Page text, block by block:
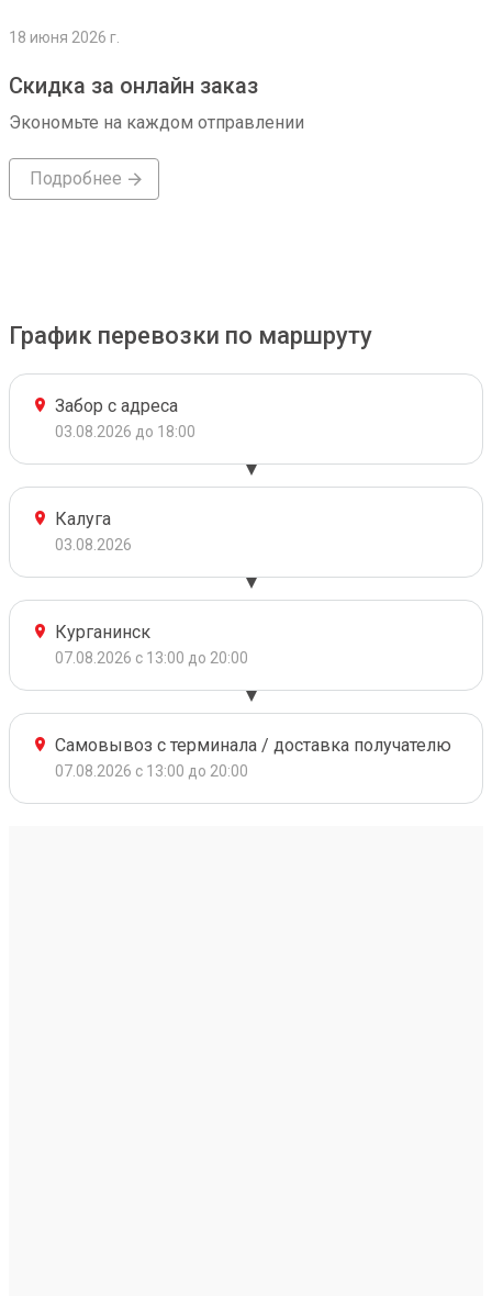
18 июня 2026 г.
Скидка за онлайн заказ
Экономьте на каждом отправлении
Подробнее
График перевозки по маршруту
Забор с адреса
03.08.2026 до 18:00
Калуга
03.08.2026
Курганинск
07.08.2026 с 13:00 до 20:00
Самовывоз с терминала / доставка получателю
07.08.2026 с 13:00 до 20:00